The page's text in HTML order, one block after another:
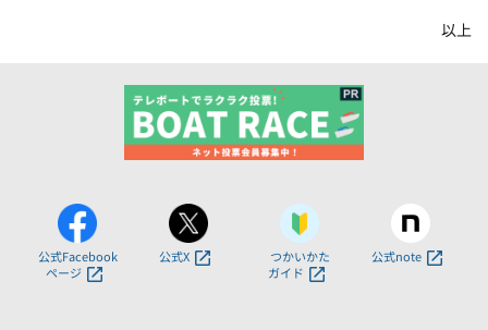
以上
公式Facebook
ページ
公式X
つかいかた
ガイド
公式note